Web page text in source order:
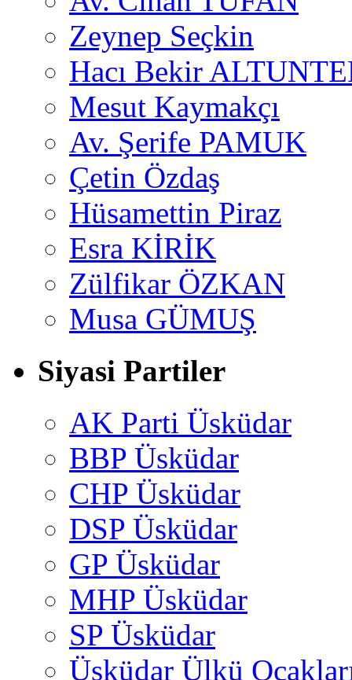
Zeynep Seçkin
Hacı Bekir
Mesut Kaymakçı
Av. Şerife PAMUK
Çetin Özdaş
Hüsamettin Piraz
Esra KİRİK
Zülfikar ÖZKAN
Musa GÜMUŞ
Siyasi Partiler
AK Parti Üsküdar
BBP Üsküdar
CHP Üsküdar
DSP Üsküdar
GP Üsküdar
MHP Üsküdar
SP Üsküdar
Üsküdar Ülkü